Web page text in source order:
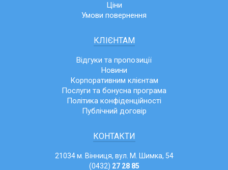
Ціни
Умови повернення
КЛІЄНТАМ
Відгуки та пропозиції
Новини
Корпоративним клієнтам
Послуги та бонусна програма
Політика конфіденційності
Публічний договір
КОНТАКТИ
21034 м. Вінниця, вул. М. Шимка, 54
(0432) 27 28 85